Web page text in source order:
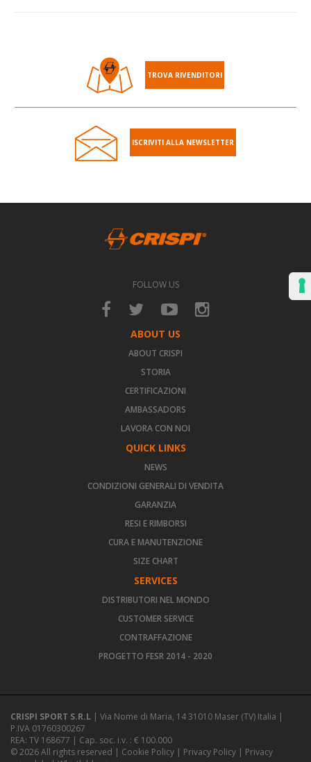
TROVA RIVENDITORI
ISCRIVITI ALLA NEWSLETTER
FOLLOW US
ABOUT US
ABOUT CRISPI
STORIA
CERTIFICAZIONI
AMBASSADORS
LAVORA CON NOI
QUICK LINKS
NEWS
CONDIZIONI GENERALI DI VENDITA
GARANZIA
RESI E RIMBORSI
CURA E MANUTENZIONE
SIZE CHART
SERVICES
DISTRIBUTORI NEL MONDO
CUSTOMER SERVICE
CONTRAFFAZIONE
PROGETTO FESR 2014 - 2020
CRISPI SPORT S.R.L | Via Nome di Maria, 14 31010 Maser (TV) Italia |
P.IVA 01760300267
REA: TV 168677 | Cap. soc. i.v. : € 100.000
© 2026 All rights reserved | Cookie Policy | Privacy Policy | Privacy